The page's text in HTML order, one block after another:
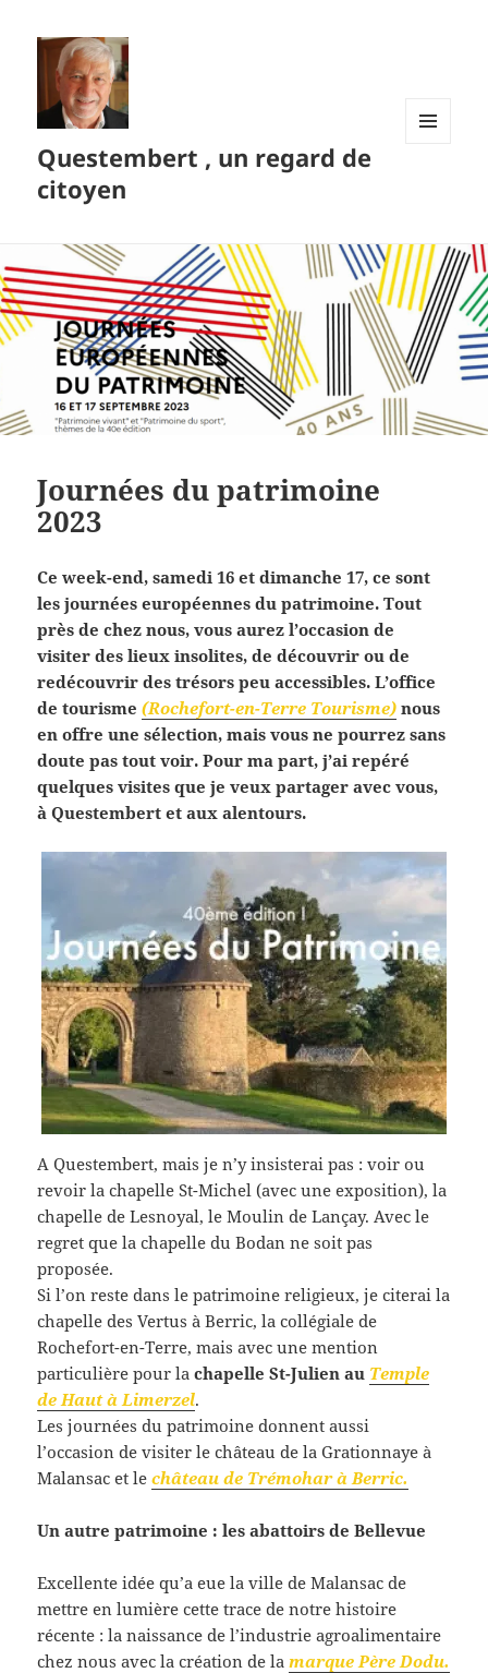
Questembert , un regard de
citoyen
Journées du patrimoine
2023
Ce week-end, samedi 16 et dimanche 17, ce sont
les journées européennes du patrimoine. Tout
près de chez nous, vous aurez l’occasion de
visiter des lieux insolites, de découvrir ou de
redécouvrir des trésors peu accessibles. L’office
de tourisme(Rochefort-en-Terre Tourisme) nous
en offre une sélection, mais vous ne pourrez sans
doute pas tout voir. Pour ma part, j’ai repéré
quelques visites que je veux partager avec vous,
à Questembert et aux alentours.
A Questembert, mais je n’y insisterai pas : voir ou
revoir la chapelle St-Michel (avec une exposition), la
chapelle de Lesnoyal, le Moulin de Lançay. Avec le
regret que la chapelle du Bodan ne soit pas
proposée.
Si l’on reste dans le patrimoine religieux, je citerai la
chapelle des Vertus à Berric, la collégiale de
Rochefort-en-Terre, mais avec une mention
particulière pour lachapelle St-Julien au Temple
de Haut à Limerzel.
Les journées du patrimoine donnent aussi
l’occasion de visiter le château de la Grationnaye à
Malansac et lechâteau de Trémohar à Berric.
Un autre patrimoine : les abattoirs de Bellevue
Excellente idée qu’a eue la ville de Malansac de
mettre en lumière cette trace de notre histoire
récente : la naissance de l’industrie agroalimentaire
chez nous avec la création de la marque Père Dodu.